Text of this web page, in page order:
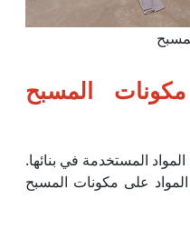
المسبح
المستخدمة في بنائها.
على مكونات المسبح